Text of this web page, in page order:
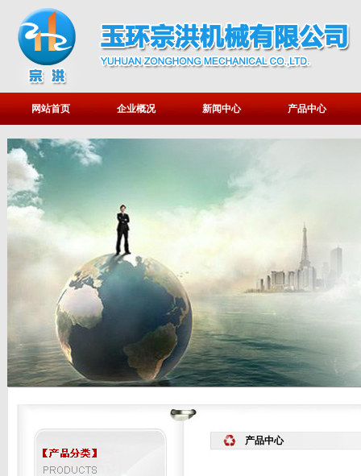
网站首页 企业概况 新闻中心 产品中心
产品中心